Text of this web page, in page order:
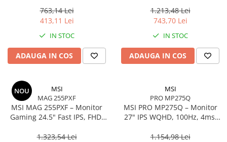
Adaptive‑Sync, HDMI, DP
763,14 Lei
413,11 Lei
IN STOC
ADAUGA IN COS
1.213,48 Lei
743,70 Lei
IN STOC
ADAUGA IN COS
NOU
MSI
MAG 255PXF
MSI MAG 255PXF – Monitor
Gaming 24.5" Fast IPS, FHD,
1.323,54 Lei
MSI
PRO MP275Q
MSI PRO MP275Q – Monitor
27" IPS WQHD, 100Hz, 4ms,
1.154,98 Lei